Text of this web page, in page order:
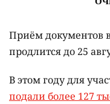
Приём документов
продлится до 25
В этом году для
подали более 127